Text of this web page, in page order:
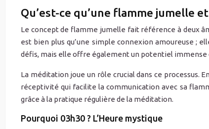
Qu’est-ce qu’une flamme jumelle
Le concept de flamme jumelle fait référence à deux
est bien plus qu’une simple connexion amoureuse ;
défis, mais elle offre également un potentiel immense
La méditation joue un rôle crucial dans ce processus.
réceptivité qui facilite la communication avec sa
grâce à la pratique régulière de la méditation.
Pourquoi 03h30 ? L’Heure mystique